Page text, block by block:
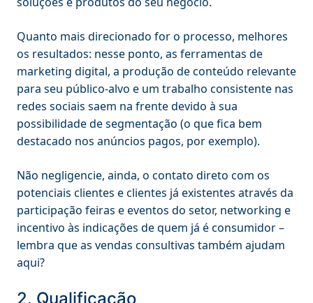
Quanto mais direcionado for o processo, melhores
os resultados: nesse ponto, as ferramentas de
marketing digital, a produção de conteúdo relevante
para seu público-alvo e um trabalho consistente nas
redes sociais saem na frente devido à sua
possibilidade de segmentação (o que fica bem
destacado nos anúncios pagos, por exemplo).
Não negligencie, ainda, o contato direto com os
potenciais clientes e clientes já existentes através da
participação feiras e eventos do setor, networking e
incentivo às indicações de quem já é consumidor –
lembra que as vendas consultivas também ajudam
aqui?
2. Qualificação